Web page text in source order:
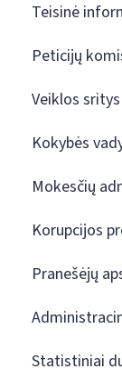
Teisinė
Peticijų
Veiklos sritys
Kokybės
Mokesčių
Korupcijos
Pranešėjų
Statistiniai